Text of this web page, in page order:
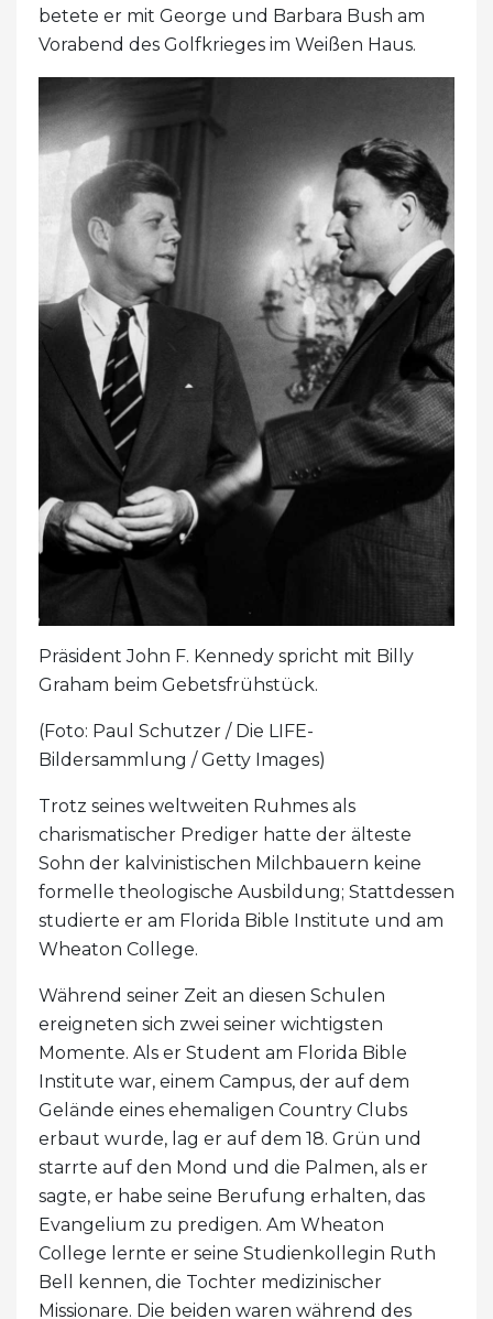
betete er mit George und Barbara Bush am
Vorabend des Golfkrieges im Weißen Haus.
Präsident John F. Kennedy spricht mit Billy
Graham beim Gebetsfrühstück.
(Foto: Paul Schutzer / Die LIFE-
Bildersammlung / Getty Images)
Trotz seines weltweiten Ruhmes als
charismatischer Prediger hatte der älteste
Sohn der kalvinistischen Milchbauern keine
formelle theologische Ausbildung; Stattdessen
studierte er am Florida Bible Institute und am
Wheaton College.
Während seiner Zeit an diesen Schulen
ereigneten sich zwei seiner wichtigsten
Momente. Als er Student am Florida Bible
Institute war, einem Campus, der auf dem
Gelände eines ehemaligen Country Clubs
erbaut wurde, lag er auf dem 18. Grün und
starrte auf den Mond und die Palmen, als er
sagte, er habe seine Berufung erhalten, das
Evangelium zu predigen. Am Wheaton
College lernte er seine Studienkollegin Ruth
Bell kennen, die Tochter medizinischer
Missionare. Die beiden waren während des